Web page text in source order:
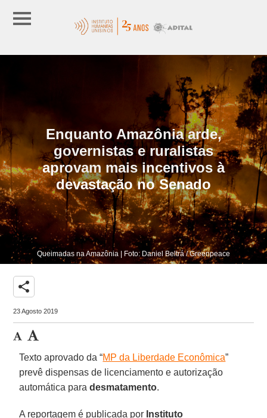
Enquanto Amazônia arde,
governistas e ruralistas
aprovam mais incentivos à
devastação no Senado
Queimadas na Amazônia | Foto: Daniel Beltrá / Greenpeace
share
23 Agosto 2019
Texto aprovado da “MP da Liberdade Econômica”
prevê dispensas de licenciamento e autorização
automática paradesmatamento.
A reportagem é publicada por Instituto